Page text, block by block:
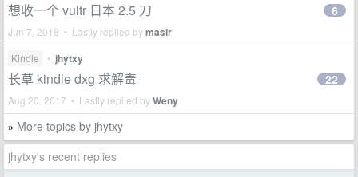
想收一个 vultr 日本 2.5 刀
Jun 7, 2018 • Lastly replied bymasir
6
Kindle • jhytxy
长草 kindle dxg 求解毒
Aug 20, 2017 • Lastly replied byWeny
22
» More topics by jhytxy
jhytxy's recent replies